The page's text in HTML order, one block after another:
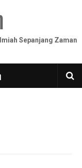
Sepanjang Zaman